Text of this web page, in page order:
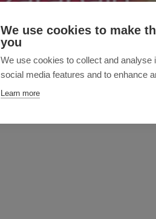
We use cookies to make
you
We use cookies to collect and
social media features and to enhance
Learn more